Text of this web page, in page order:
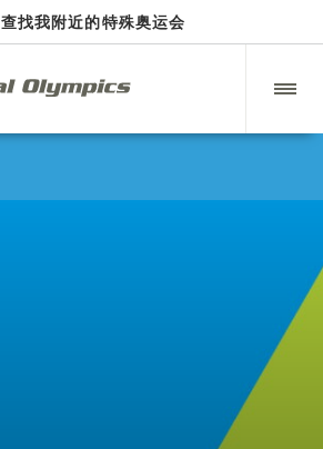
查找我附近的特殊奥运会